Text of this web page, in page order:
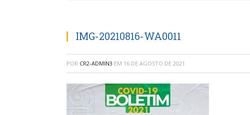
IMG-20210816-WA0011
POR CR2-ADMIN3 EM 16 DE AGOSTO DE 2021